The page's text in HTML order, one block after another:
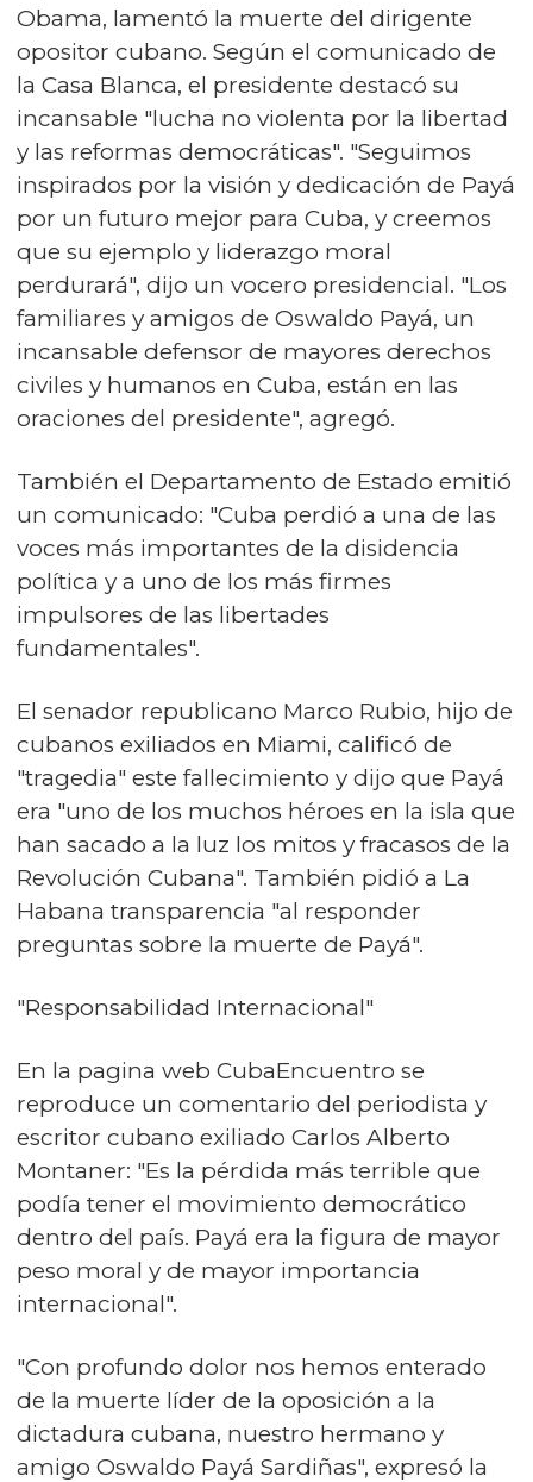
Obama, lamentó la muerte del dirigente
opositor cubano. Según el comunicado de
la Casa Blanca, el presidente destacó su
incansable "lucha no violenta por la libertad
y las reformas democráticas". "Seguimos
inspirados por la visión y dedicación de Payá
por un futuro mejor para Cuba, y creemos
que su ejemplo y liderazgo moral
perdurará", dijo un vocero presidencial. "Los
familiares y amigos de Oswaldo Payá, un
incansable defensor de mayores derechos
civiles y humanos en Cuba, están en las
oraciones del presidente", agregó.
También el Departamento de Estado emitió
un comunicado: "Cuba perdió a una de las
voces más importantes de la disidencia
política y a uno de los más firmes
impulsores de las libertades
fundamentales".
El senador republicano Marco Rubio, hijo de
cubanos exiliados en Miami, calificó de
"tragedia" este fallecimiento y dijo que Payá
era "uno de los muchos héroes en la isla que
han sacado a la luz los mitos y fracasos de la
Revolución Cubana". También pidió a La
Habana transparencia "al responder
preguntas sobre la muerte de Payá".
"Responsabilidad Internacional"
En la pagina web CubaEncuentro se
reproduce un comentario del periodista y
escritor cubano exiliado Carlos Alberto
Montaner: "Es la pérdida más terrible que
podía tener el movimiento democrático
dentro del país. Payá era la figura de mayor
peso moral y de mayor importancia
internacional".
"Con profundo dolor nos hemos enterado
de la muerte líder de la oposición a la
dictadura cubana, nuestro hermano y
amigo Oswaldo Payá Sardiñas", expresó la